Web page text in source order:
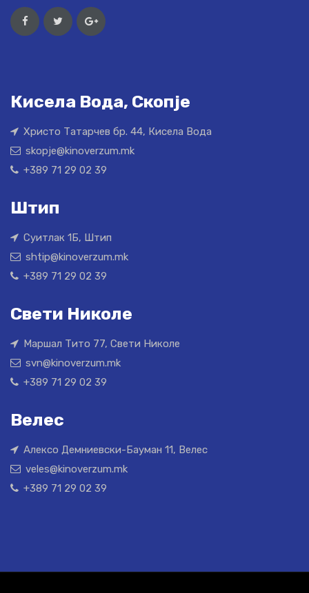
Кисела Вода, Скопје
Христо Татарчев бр. 44, Кисела Вода
skopje@kinoverzum.mk
+389 71 29 02 39
Штип
Суитлак 1Б, Штип
shtip@kinoverzum.mk
+389 71 29 02 39
Свети Николе
Маршал Тито 77, Свети Николе
svn@kinoverzum.mk
+389 71 29 02 39
Велес
Алексо Демниевски-Бауман 11, Велес
veles@kinoverzum.mk
+389 71 29 02 39